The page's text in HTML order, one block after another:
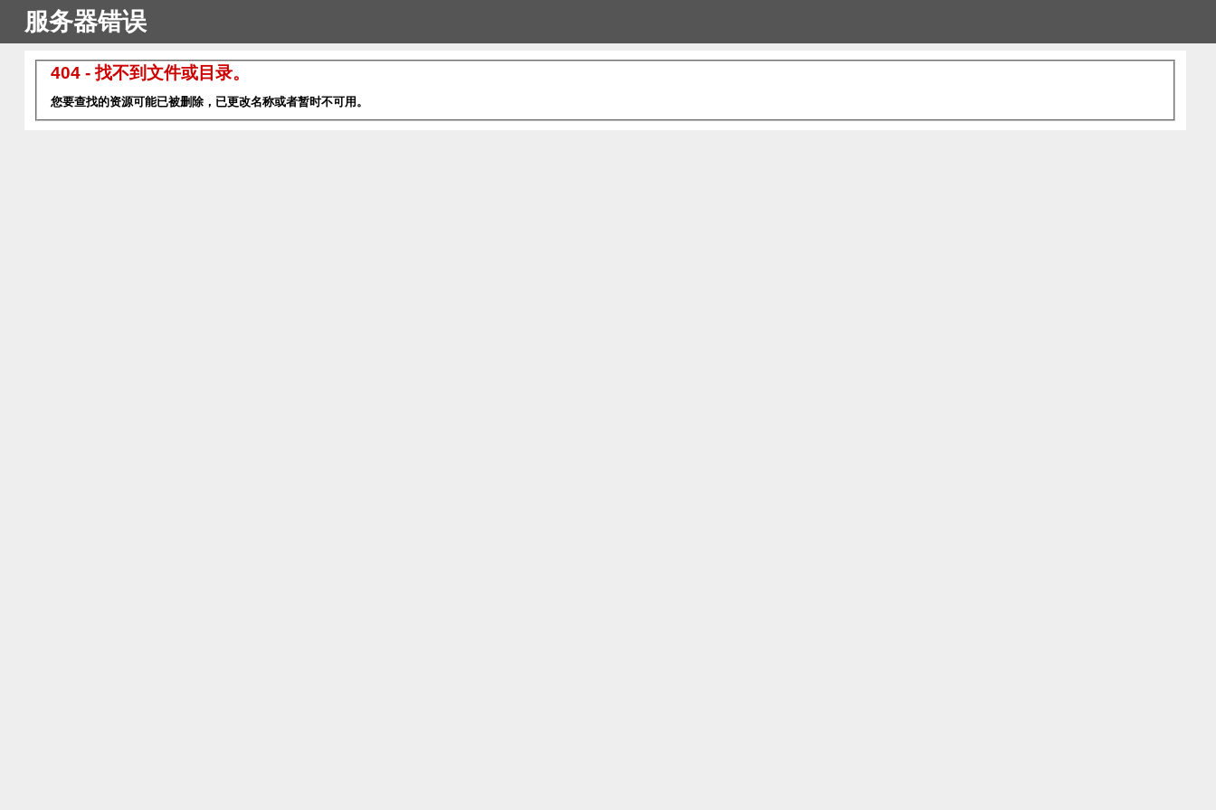
服务器错误
404 - 找不到文件或目录。
您要查找的资源可能已被删除，已更改名称或者暂时不可用。